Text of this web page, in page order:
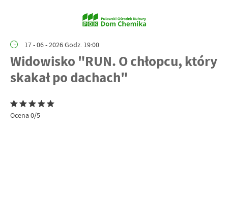
17 - 06 - 2026 Godz. 19:00
Widowisko "RUN. O chłopcu, który
skakał po dachach"
Ocena 0/5